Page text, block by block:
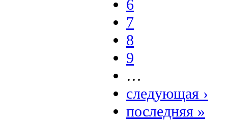
6
7
8
9
…
следующая ›
последняя »